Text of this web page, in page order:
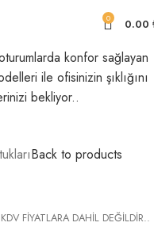
0 0.00
Back to products
FİYATLARA DAHİL DEĞİLDİR..